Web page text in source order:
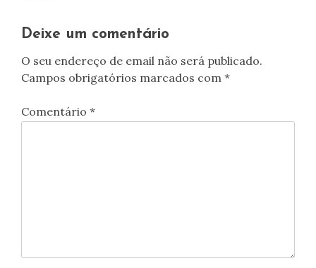
Deixe um comentário
O seu endereço de email não será publicado.
Campos obrigatórios marcados com *
Comentário *